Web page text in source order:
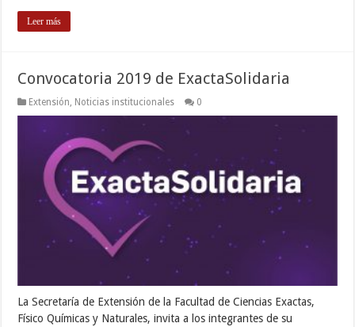
Leer más
Convocatoria 2019 de ExactaSolidaria
Extensión, Noticias institucionales 0
La Secretaría de Extensión de la Facultad de Ciencias Exactas,
Físico Químicas y Naturales, invita a los integrantes de su